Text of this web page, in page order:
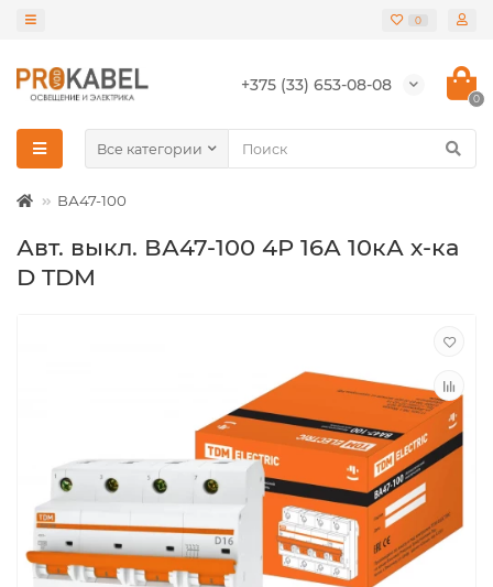
0
+375 (33) 653-08-08
0
Все категории
ВА47-100
Авт. выкл. ВА47-100 4Р 16А 10кА х-ка
D TDM